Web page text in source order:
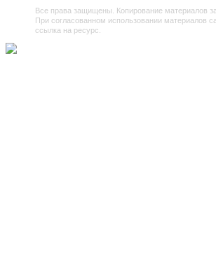
Все права защищены. Копирование материалов
При согласованном использовании материалов
ссылка на ресурс.